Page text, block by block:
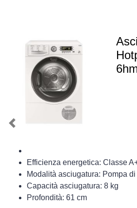
Efficienza energetica: Classe
Modalità asciugatura: Pompa
Capacità asciugatura: 8 kg
Profondità: 61 cm
Previous